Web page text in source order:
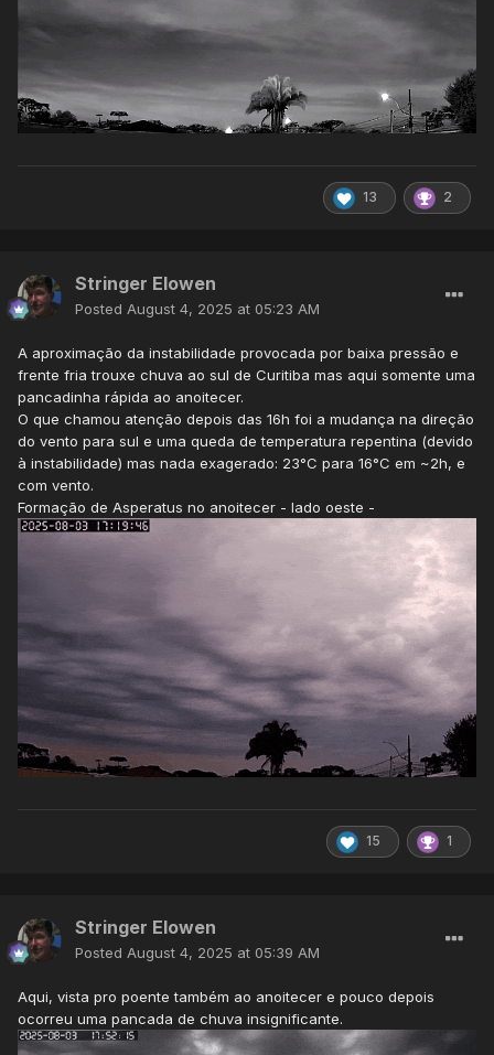
13 2
Stringer Elowen
Posted August 4, 2025 at 05:23 AM
A aproximação da instabilidade provocada por baixa pressão e
frente fria trouxe chuva ao sul de Curitiba mas aqui somente uma
pancadinha rápida ao anoitecer.
O que chamou atenção depois das 16h foi a mudança na direção
do vento para sul e uma queda de temperatura repentina (devido
à instabilidade) mas nada exagerado: 23°C para 16°C em ~2h, e
com vento.
Formação de Asperatus no anoitecer - lado oeste -
15 1
Stringer Elowen
Posted August 4, 2025 at 05:39 AM
Aqui, vista pro poente também ao anoitecer e pouco depois
ocorreu uma pancada de chuva insignificante.